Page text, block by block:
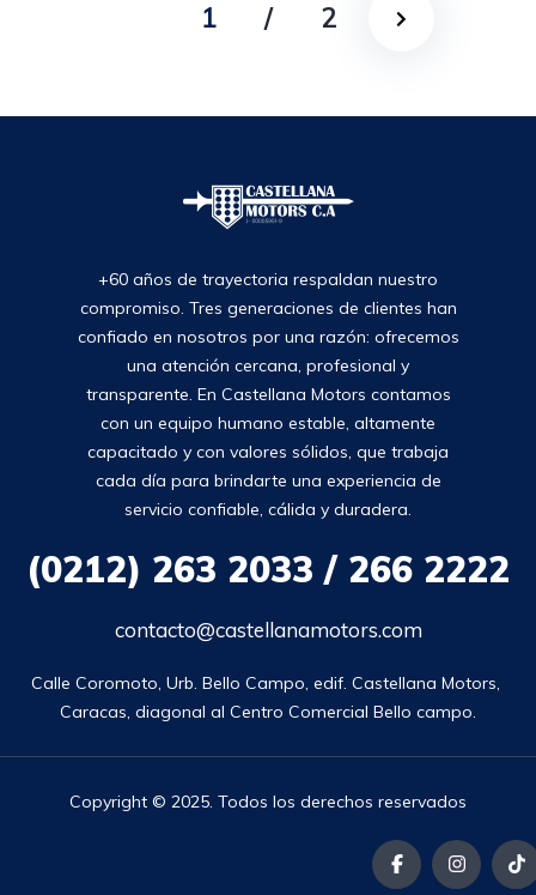
1 / 2
+60 años de trayectoria respaldan nuestro
compromiso. Tres generaciones de clientes han
confiado en nosotros por una razón: ofrecemos
una atención cercana, profesional y
transparente. En Castellana Motors contamos
con un equipo humano estable, altamente
capacitado y con valores sólidos, que trabaja
cada día para brindarte una experiencia de
servicio confiable, cálida y duradera.
(0212) 263 2033 / 266 2222
contacto@castellanamotors.com
Calle Coromoto, Urb. Bello Campo, edif. Castellana Motors,
Caracas, diagonal al Centro Comercial Bello campo.
Copyright © 2025. Todos los derechos reservados